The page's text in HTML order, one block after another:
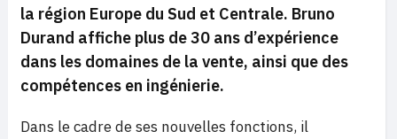
la région Europe du Sud et Centrale. Bruno
Durand affiche plus de 30 ans d’expérience
dans les domaines de la vente, ainsi que des
compétences en ingénierie.
Dans le cadre de ses nouvelles fonctions, il